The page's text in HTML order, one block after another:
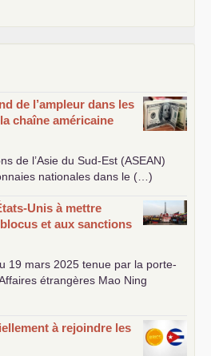
de l’ampleur dans les
chaîne américaine
de l’Asie du Sud-Est (ASEAN)
nationales dans le (…)
Unis à mettre
et aux sanctions
19 mars 2025 tenue par la porte-
étrangères Mao Ning
à rejoindre les